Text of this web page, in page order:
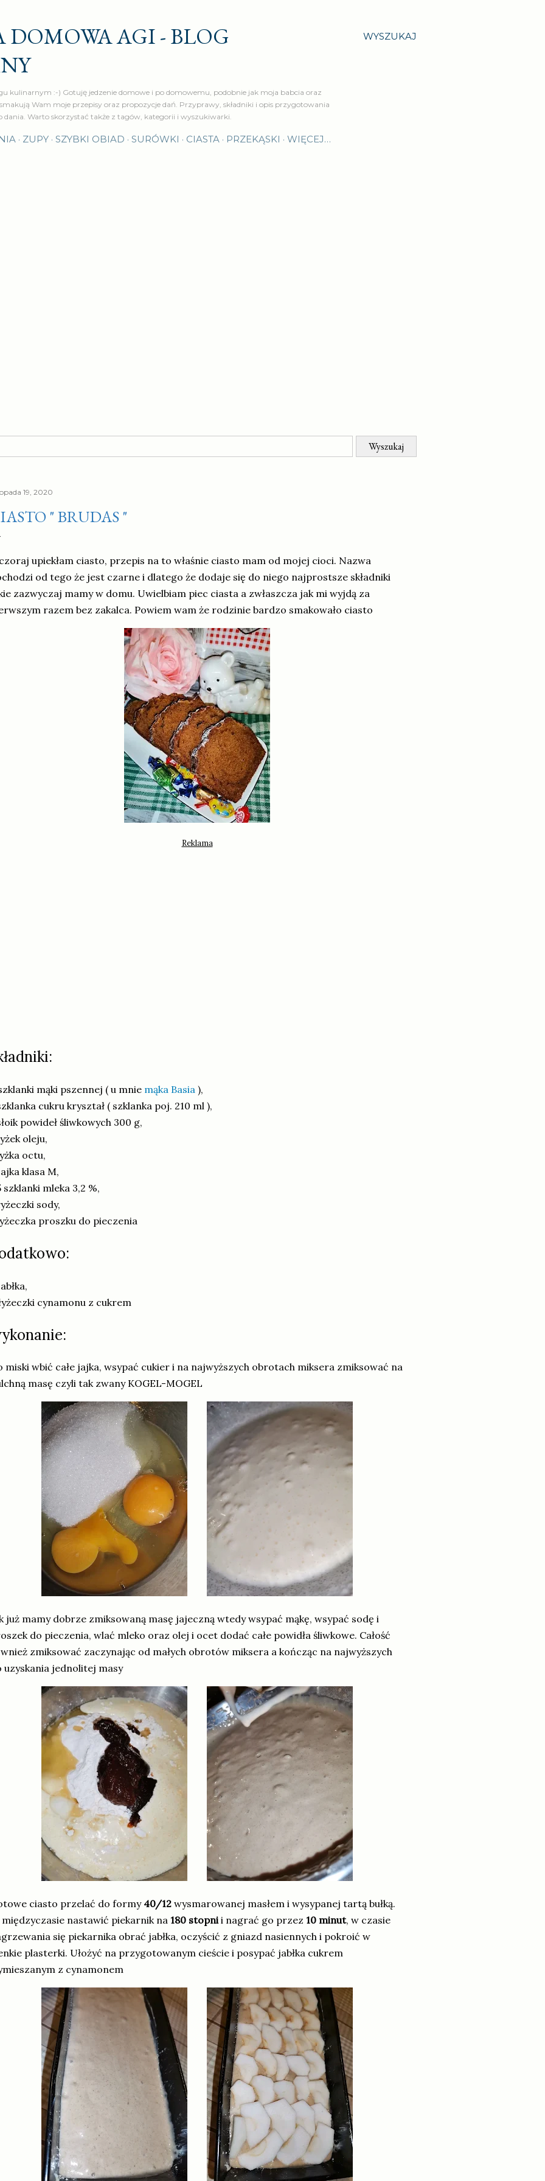
WYSZUKAJ
AGI - BLOG
kulinarnym :-) Gotuję jedzenie domowe i po domowemu, podobnie jak moja babcia oraz
Wam moje przepisy oraz propozycje dań. Przyprawy, składniki i opis przygotowania
dania. Warto skorzystać także z tagów, kategorii i wyszukiwarki.
ZUPY SZYBKI OBIAD SURÓWKI CIASTA PRZEKĄSKI WIĘCEJ…
19, 2020
" BRUDAS "
upiekłam ciasto, przepis na to właśnie ciasto mam od mojej cioci. Nazwa
od tego że jest czarne i dlatego że dodaje się do niego najprostsze składniki
zazwyczaj mamy w domu. Uwielbiam piec ciasta a zwłaszcza jak mi wyjdą za
razem bez zakalca. Powiem wam że rodzinie bardzo smakowało ciasto
mąki pszennej ( u mnie mąka Basia ),
cukru kryształ ( szklanka poj. 210 ml ),
powideł śliwkowych 300 g,
oleju,
octu,
klasa M,
szklanki mleka 3,2 %,
sody,
proszku do pieczenia
cynamonu z cukrem
miski wbić całe jajka, wsypać cukier i na najwyższych obrotach miksera zmiksować na
masę czyli tak zwany KOGEL-MOGEL
już mamy dobrze zmiksowaną masę jajeczną wtedy wsypać mąkę, wsypać sodę i
do pieczenia, wlać mleko oraz olej i ocet dodać całe powidła śliwkowe. Całość
zmiksować zaczynając od małych obrotów miksera a kończąc na najwyższych
uzyskania jednolitej masy
ciasto przelać do formy40/12 wysmarowanej masłem i wysypanej tartą bułką.
międzyczasie nastawić piekarnik na 180 stopnii nagrać go przez 10 minut, w czasie
się piekarnika obrać jabłka, oczyścić z gniazd nasiennych i pokroić w
plasterki. Ułożyć na przygotowanym cieście i posypać jabłka cukrem
z cynamonem